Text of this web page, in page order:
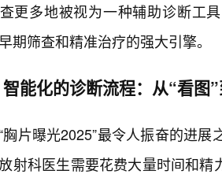
更多地被视为一种辅助诊断工
期筛查和精准治疗的强大引擎。
能化的诊断流程：从“看图
胸片曝光2025”最令人振奋的进
射科医生需要花费大量时间和